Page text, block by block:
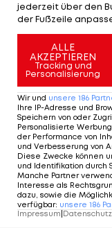
Millionen Euro
Der
ein Rückschlag.
Lokomotiva zu
leihweise
weiteres Mal
In der Saison
Spiele für
Champions
Mittelfeldakteur,
jederzeit über den
der Fußzeile
ALLE
AKZEPTIEREN
Tracking und
Personalisierung
Wir und unsere 186
Ihre IP-Adresse und
Speichern von oder
Personalisierte
der Performance von
und Verbesserung von
Diese Zwecke können
und Identifikation durch
Manche Partner
Interesse als
dazu, sowie die
verfügbar: unsere 186
Impressum